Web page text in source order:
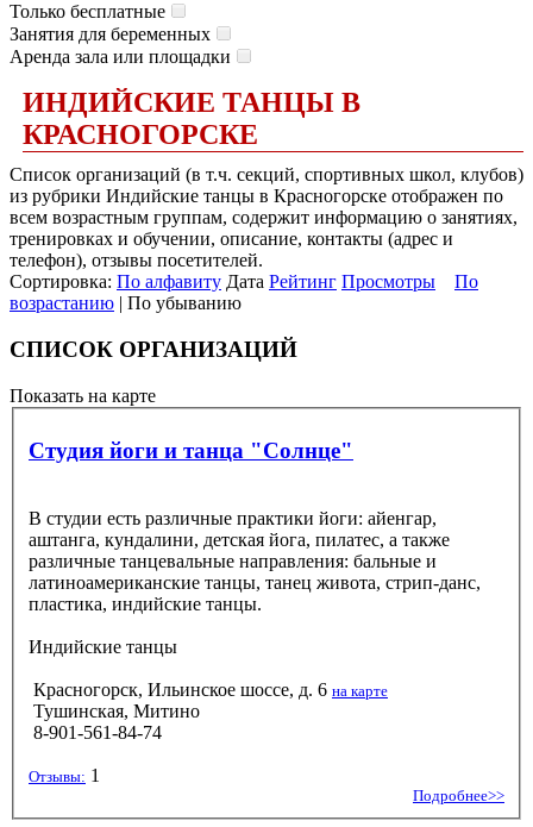
Только бесплатные
Занятия для беременных
Аренда зала или площадки
ИНДИЙСКИЕ ТАНЦЫ В
КРАСНОГОРСКЕ
Список организаций (в т.ч. секций, спортивных школ, клубов)
из рубрики Индийские танцы в Красногорске отображен по
всем возрастным группам, содержит информацию о занятиях,
тренировках и обучении, описание, контакты (адрес и
телефон), отзывы посетителей.
Сортировка: По алфавиту Дата Рейтинг Просмотры
По
возрастанию | По убыванию
СПИСОК ОРГАНИЗАЦИЙ
Показать на карте
Студия йоги и танца "Солнце"
В студии есть различные практики йоги: айенгар,
аштанга, кундалини, детская йога, пилатес, а также
различные танцевальные направления: бальные и
латиноамериканские танцы, танец живота, стрип-данс,
пластика, индийские танцы.
Индийские танцы
Красногорск, Ильинское шоссе, д. 6 на карте
Тушинская, Митино
8-901-561-84-74
Отзывы: 1
Подробнее>>